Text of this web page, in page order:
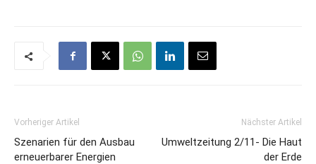
Vorheriger Artikel
Szenarien für den Ausbau
erneuerbarer Energien
Nächster Artikel
Umweltzeitung 2/11- Die Haut
der Erde